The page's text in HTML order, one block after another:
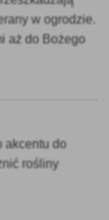
w ogrodzie.
aż do Bożego
akcentu do
rośliny